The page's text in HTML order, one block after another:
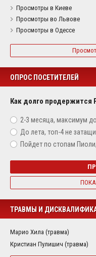
Просмотры в Киеве
Просмотры во Львове
Просмотры в Одессе
ОПРОС ПОСЕТИТЕЛЕЙ
Как долго продержится
2-3 месяца, максимум
До лета, топ-4 не
Пойдет по стопам
ТРАВМЫ И
Марио Хила (травма)
Кристиан Пулишич (травма)